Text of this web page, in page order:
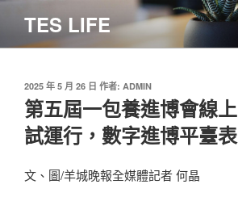
主
TES LIFE
發
佈
於
2025 年 5 月 26 日 作者: ADMIN
第五屆一包養進博會線
試運行，數字進博平臺
文、圖/羊城晚報全媒體記者 何晶